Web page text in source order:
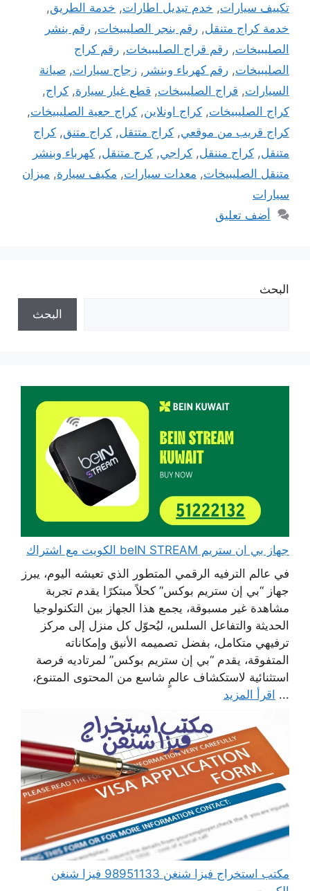
تكييف سيارات, خدم تبديل اطارات, خدمة الطريق,
خدمة كراج متنقل, رقم بنجر الصليبيخات, رقم بنشر
الصليبيخات, رقم قراج الصليبيخات, رقم كراج
الصليبيخات, رقم كهرباء وبنشر , زجاج سيارات, صيانة
السيارات, قراج الصليبيخات, قطع غيار سيارة, كراج,
كراج الصليبيخات, كراج اونلاين, كراج جعية الصليبيخات,
كراج قريب من موقعي, كراج متتقل, كراج متنق, كراج
متنقل, كراج مننقل, كراجي, كرج متنقل, كهرباء وبنشر
متنقل الصليبيخات, معدات سيارات, مكيف سيارة, ميزان
سيارات
أضف تعليق
البحث
البحث
جهاز بي ان ستريم beIN STREAM الكويت مع اشتراك
في عالم الترفيه الرقمي المتطور الذي تعيشه اليوم، يبرز
جهاز “بي إن ستريم بوكس” كحلاً مبتكرًا يقدم تجربة
مشاهدة غير مسبوقة، يجمع هذا الجهاز بين التكنولوجيا
الحديثة والتفاعل السلس، ليُحوّل كل منزل إلى مركز
ترفيهي متكامل، بفضل تصميمه الأنيق وإمكاناته
المتفوقة، يقدم “بي إن ستريم بوكس” لمرتاديه فرصة
استثنائية لاستكشاف عالمٍ شاسع من المحتوى المتنوع،
... اقرأ المزيد
مكتب استخراج فيزا شنغن 98951133 فيزا شنغن